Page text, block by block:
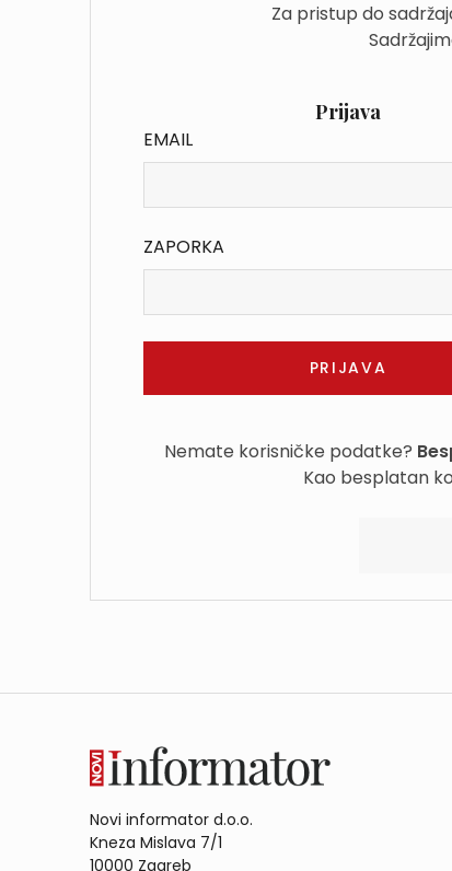
Za pristup do
Prijava
EMAIL
ZAPORKA
Nemate korisničke podatke?
Kao besplatan
Novi informator d.o.o.
Kneza Mislava 7/1
10000 Zagreb